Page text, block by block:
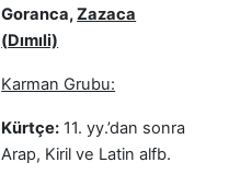
Goranca,Zazaca
(Dımıli)
Karman Grubu:
Kürtçe: 11. yy.’dan sonra
Arap, Kiril ve Latin alfb.